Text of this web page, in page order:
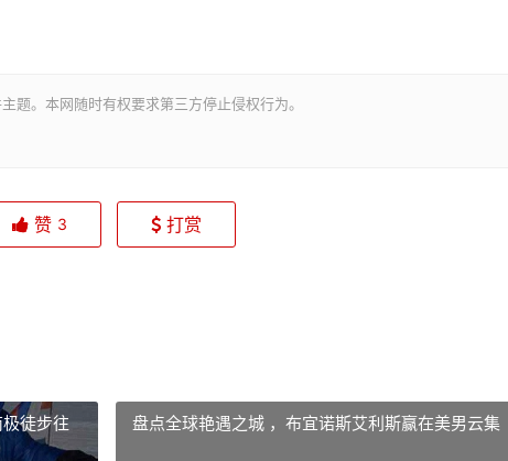
题。本网随时有权要求第三方停止侵权行为。
赞 3 打赏
徒步往
盘点全球艳遇之城 ，布宜诺斯艾利斯赢在美男云集